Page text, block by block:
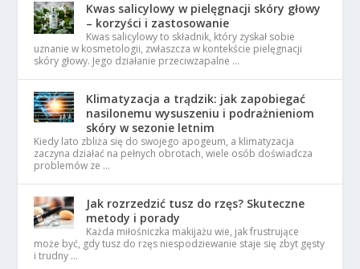
Kwas salicylowy w pielęgnacji skóry głowy
– korzyści i zastosowanie
Kwas salicylowy to składnik, który zyskał sobie
uznanie w kosmetologii, zwłaszcza w kontekście pielęgnacji
skóry głowy. Jego działanie przeciwzapalne …
Klimatyzacja a trądzik: jak zapobiegać
nasilonemu wysuszeniu i podrażnieniom
skóry w sezonie letnim
Kiedy lato zbliża się do swojego apogeum, a klimatyzacja
zaczyna działać na pełnych obrotach, wiele osób doświadcza
problemów ze …
Jak rozrzedzić tusz do rzęs? Skuteczne
metody i porady
Każda miłośniczka makijażu wie, jak frustrujące
może być, gdy tusz do rzęs niespodziewanie staje się zbyt gęsty
i trudny …